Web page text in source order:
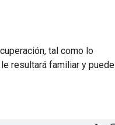
tal como lo
resultará familiar y puede